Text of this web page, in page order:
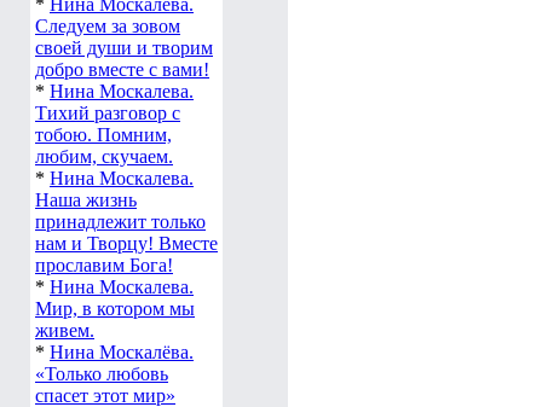
* Нина Москалева.
Следуем за зовом
своей души и творим
добро вместе с вами!
* Нина Москалева.
Тихий разговор с
тобою. Помним,
любим, скучаем.
* Нина Москалева.
Наша жизнь
принадлежит только
нам и Творцу! Вместе
прославим Бога!
* Нина Москалева.
Мир, в котором мы
живем.
* Нина Москалёва.
«Только любовь
спасет этот мир»